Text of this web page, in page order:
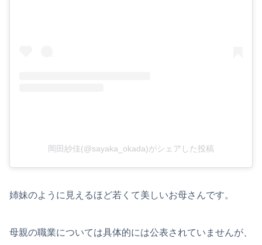
岡田紗佳(@sayaka_okada)がシェアした投稿
姉妹のように見えるほど若くて美しいお母さんです。
母親の職業については具体的には公表されていませんが、